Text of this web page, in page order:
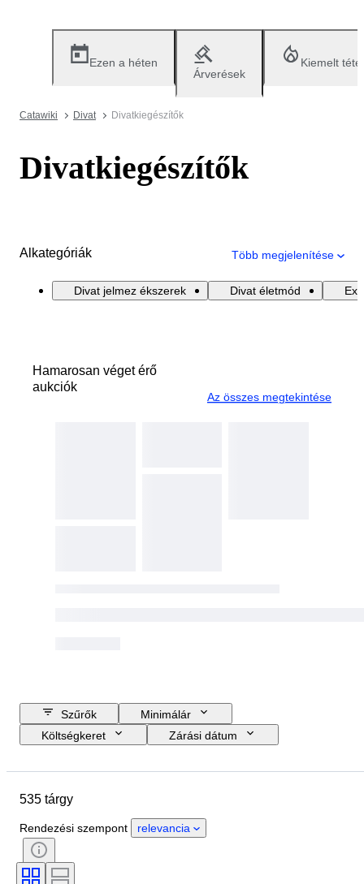
Ezen a héten
Árverések
Kiemelt
Catawiki Divat Divatkiegészítők
Divatkiegészítők
Alkategóriák Több megjelenítése
Divat jelmez ékszerek Divat életmód
Hamarosan véget érő
aukciók
Az összes megtekintése
Szűrők
Minimálár
Költségkeret
Zárási dátum
Anyag
Ruházat mérete
Korszak
Minta
Tartozékok mellékelve
535 tárgy
Rendezési szempont relevancia